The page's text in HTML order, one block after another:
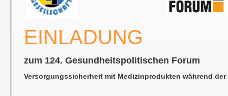
EINLADUNG
zum 124. Gesundheitspolitischen Forum
Versorgungssicherheit mit Medizinprodukten während der